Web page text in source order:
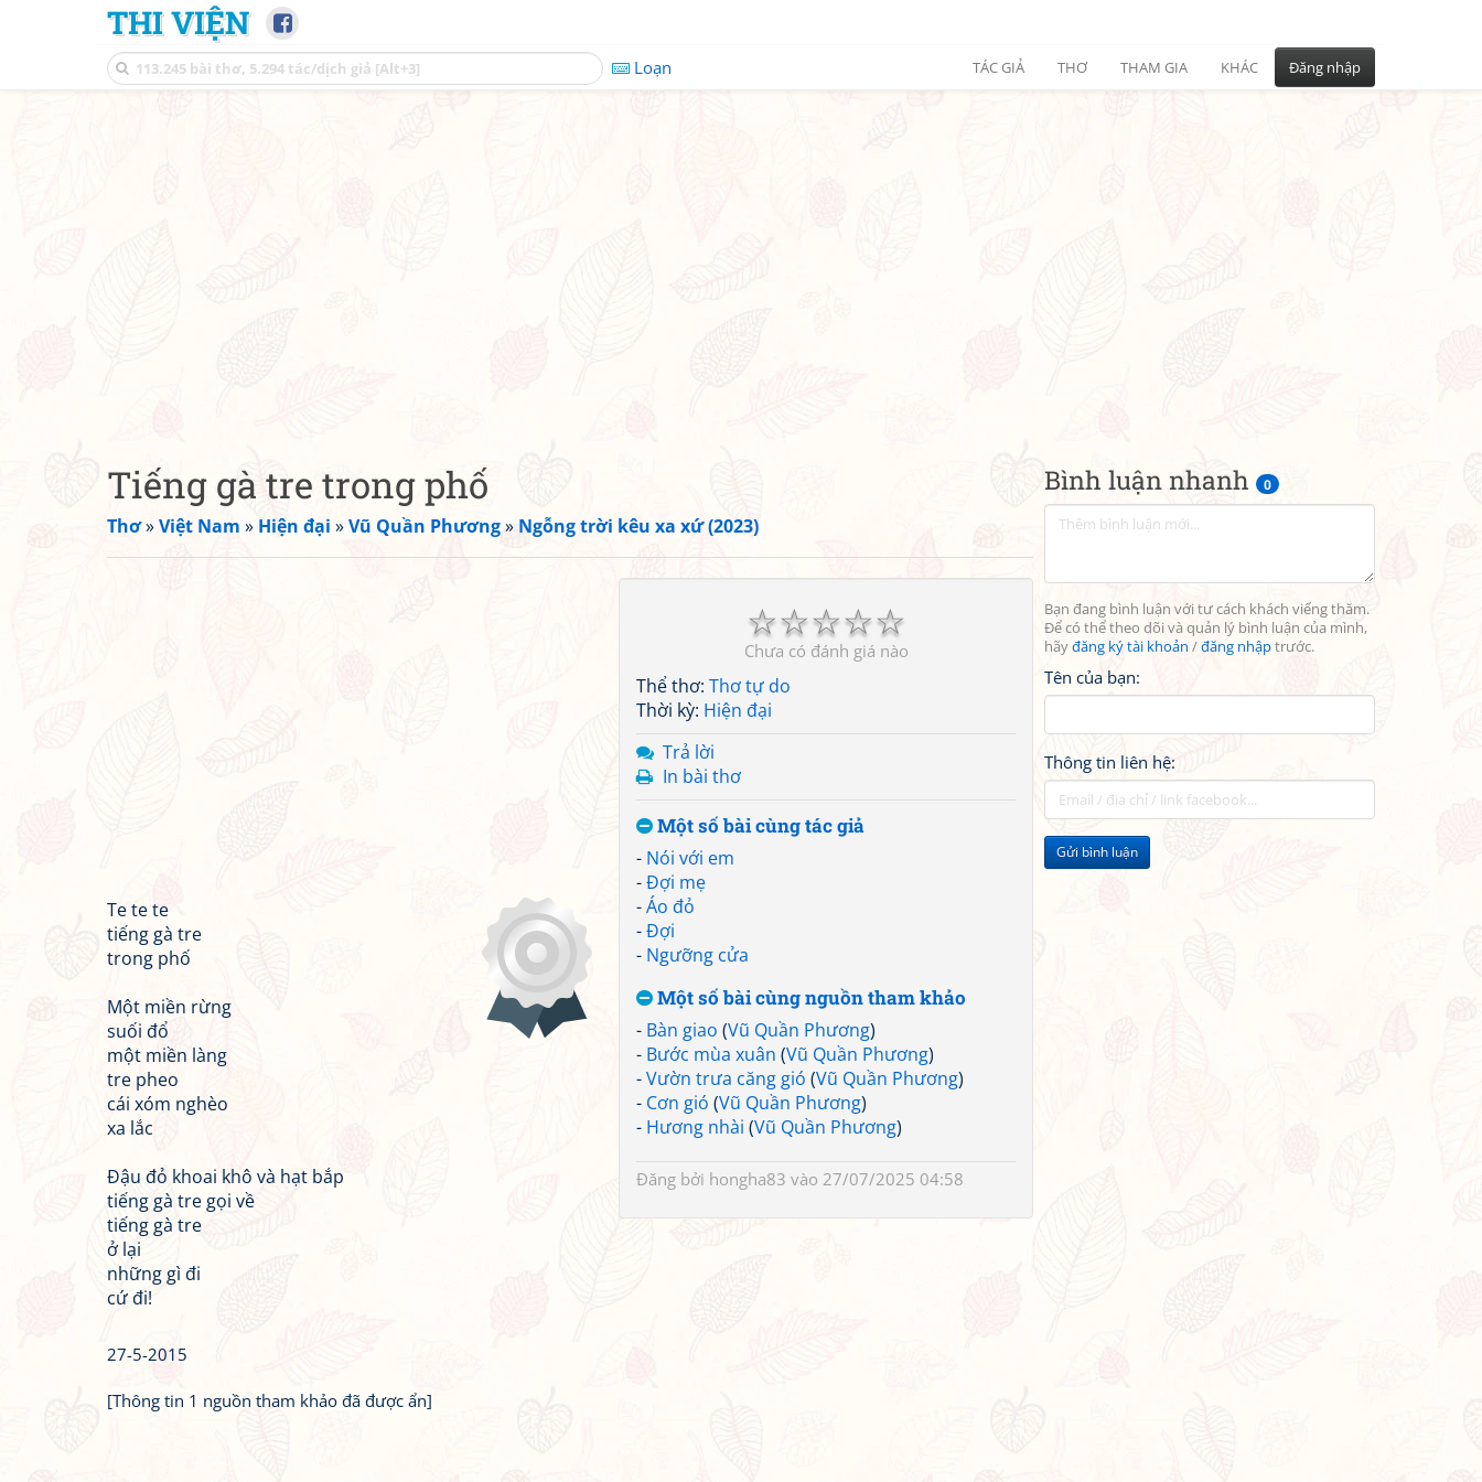
THI VIỆN
Loạn TÁC GIẢ THƠ THAM GIA KHÁC Đăng nhập
Bình luận nhanh 0
Bạn đang bình luận với tư cách khách viếng thăm.
Để có thể theo dõi và quản lý bình luận của mình,
hãyđăng ký tài khoản /đăng nhậptrước.
Tên của bạn:
Thông tin liên hệ:
Gửi bình luận
Tiếng gà tre trong phố
Thơ»Việt Nam » Hiện đại »Vũ Quần Phương» Ngỗng trời kêu xa xứ (2023)
☆
☆
☆
☆
☆
Chưa có đánh giá nào
Thể thơ: Thơ tự do
Thời kỳ: Hiện đại
Trả lời
In bài thơ
Một số bài cùng tác giả
- Nói với em
-Đợi mẹ
-Áo đỏ
-Đợi
- Ngưỡng cửa
Một số bài cùng nguồn tham khảo
- Bàn giao (Vũ Quần Phương)
- Bước mùa xuân (Vũ Quần Phương)
-Vườn trưa căng gió (Vũ Quần Phương)
- Cơn gió (Vũ Quần Phương)
- Hương nhài (Vũ Quần Phương)
Đăng bởi hongha83 vào 27/07/2025 04:58
Te te te
tiếng gà tre
trong phố
Một miền rừng
suối đổ
một miền làng
tre pheo
cái xóm nghèo
xa lắc
Đậu đỏ khoai khô và hạt bắp
tiếng gà tre gọi về
tiếng gà tre
ở lại
những gì đi
cứ đi!
27-5-2015
[Thông tin 1 nguồn tham khảo đã được ẩn]